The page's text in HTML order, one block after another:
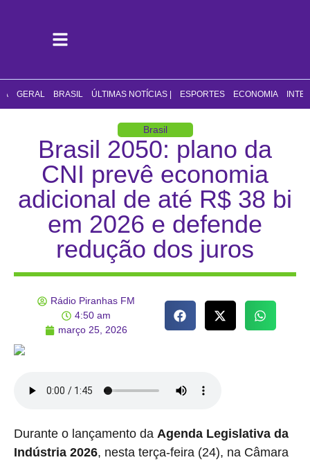
GERAL BRASIL ÚLTIMAS NOTÍCIAS | ESPORTES ECONOMIA
Brasil
Brasil 2050: plano da
CNI prevê economia
adicional de até R$ 38 bi
em 2026 e defende
redução dos juros
Rádio Piranhas FM
4:50 am
março 25, 2026
Durante o lançamento da Agenda Legislativa da
Indústria 2026, nesta terça-feira (24), na Câmara